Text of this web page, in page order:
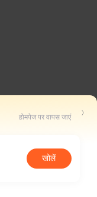
होमपेज पर वापस जाएं
खोलें